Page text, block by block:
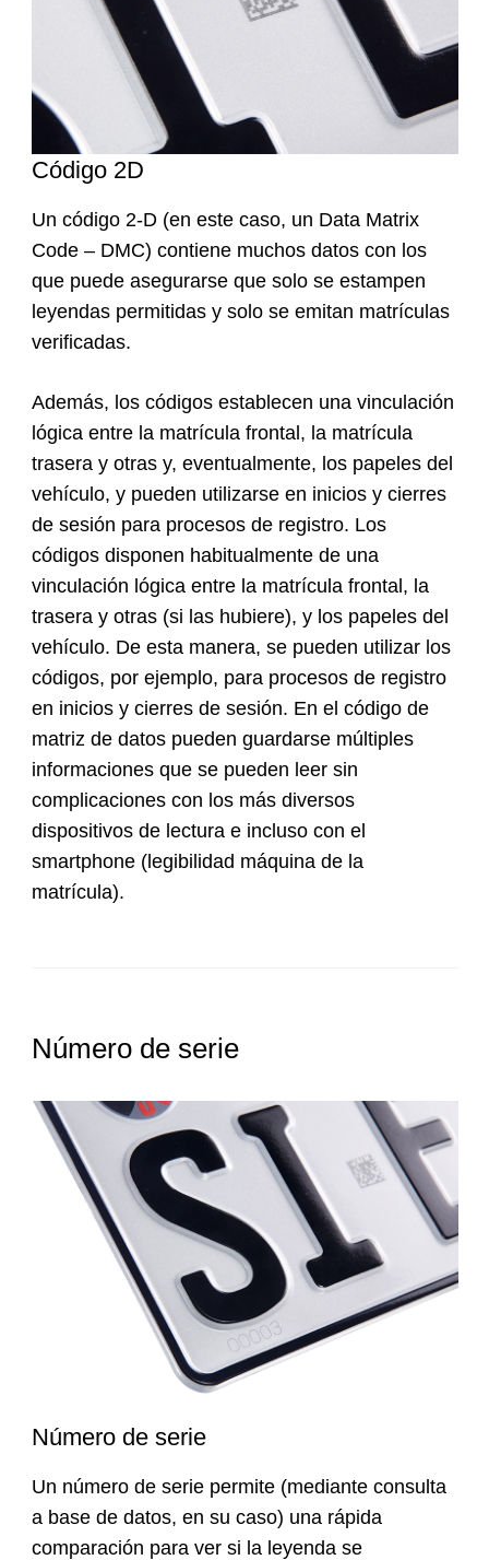
Código 2D
Un código 2-D (en este caso, un Data Matrix
Code – DMC) contiene muchos datos con los
que puede asegurarse que solo se estampen
leyendas permitidas y solo se emitan matrículas
verificadas.
Además, los códigos establecen una vinculación
lógica entre la matrícula frontal, la matrícula
trasera y otras y, eventualmente, los papeles del
vehículo, y pueden utilizarse en inicios y cierres
de sesión para procesos de registro. Los
códigos disponen habitualmente de una
vinculación lógica entre la matrícula frontal, la
trasera y otras (si las hubiere), y los papeles del
vehículo. De esta manera, se pueden utilizar los
códigos, por ejemplo, para procesos de registro
en inicios y cierres de sesión. En el código de
matriz de datos pueden guardarse múltiples
informaciones que se pueden leer sin
complicaciones con los más diversos
dispositivos de lectura e incluso con el
smartphone (legibilidad máquina de la
matrícula).
Número de serie
Número de serie
Un número de serie permite (mediante consulta
a base de datos, en su caso) una rápida
comparación para ver si la leyenda se